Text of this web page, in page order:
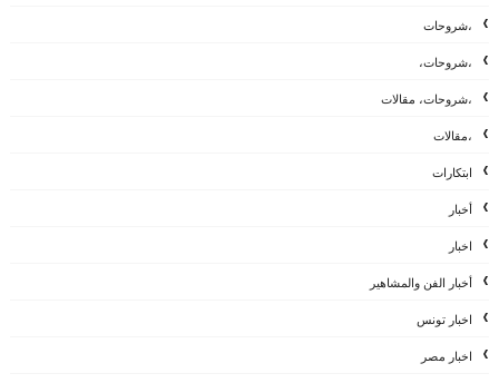
،شروحات
،شروحات،
،شروحات، مقالات
،مقالات
ابتكارات
أخبار
اخبار
أخبار الفن والمشاهير
اخبار تونس
اخبار مصر